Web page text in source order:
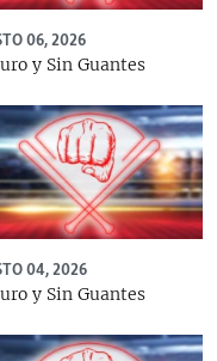
06, 2026
y Sin Guantes
04, 2026
y Sin Guantes